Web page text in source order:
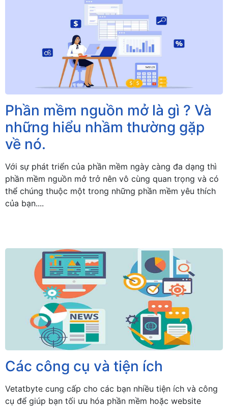
Phần mềm nguồn mở là gì ? Và
những hiểu nhầm thường gặp
về nó.
Với sự phát triển của phần mềm ngày càng đa dạng thì
phần mềm nguồn mở trở nên vô cùng quan trọng và có
thể chúng thuộc một trong những phần mềm yêu thích
của bạn....
Các công cụ và tiện ích
Vetatbyte cung cấp cho các bạn nhiều tiện ích và công
cụ để giúp bạn tối ưu hóa phần mềm hoặc website